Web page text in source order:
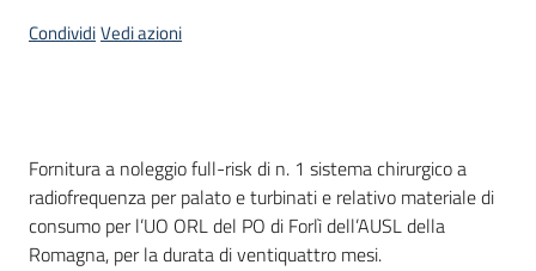
CondividiVedi azioni
Dati del bando
Fornitura a noleggio full-risk di n. 1 sistema chirurgico a
radiofrequenza per palato e turbinati e relativo materiale di
consumo per l’UO ORL del PO di Forlì dell’AUSL della
Romagna, per la durata di ventiquattro mesi.